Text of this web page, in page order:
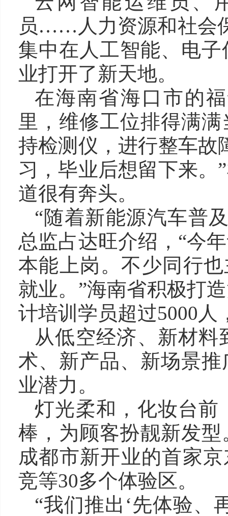
员……人力资源和社会
集中在人工智能、电
业打开了新天地。
在海南省海口市的
里，维修工位排得满
持检测仪，进行整车故
习，毕业后想留下来。
道很有奔头。
“随着新能源汽车普
总监占达旺介绍，“今
本能上岗。不少同行
就业。”海南省积极打
计培训学员超过5000人
从低空经济、新材
术、新产品、新场景
业潜力。
灯光柔和，化妆台前
棒，为顾客扮靓新发
成都市新开业的首家
竞等30多个体验区。
“我们推出‘先体验、